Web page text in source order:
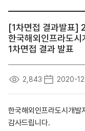
[1차면접 결과발표]
한국해외인프라도
1차면접 결과 발표
2,843 2020-
한국해외인프라도시개발
감사드립니다.